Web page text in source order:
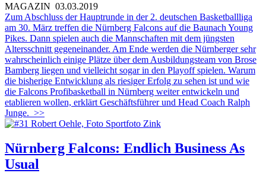
MAGAZIN 03.03.2019
Zum Abschluss der Hauptrunde in der 2. deutschen Basketballliga
am 30. März treffen die Nürnberg Falcons auf die Baunach Young
Pikes. Dann spielen auch die Mannschaften mit dem jüngsten
Altersschnitt gegeneinander. Am Ende werden die Nürnberger sehr
wahrscheinlich einige Plätze über dem Ausbildungsteam von Brose
Bamberg liegen und vielleicht sogar in den Playoff spielen. Warum
die bisherige Entwicklung als riesiger Erfolg zu sehen ist und wie
die Falcons Profibasketball in Nürnberg weiter entwickeln und
etablieren wollen, erklärt Geschäftsführer und Head Coach Ralph
Junge. >>
Nürnberg Falcons: Endlich Business As
Usual